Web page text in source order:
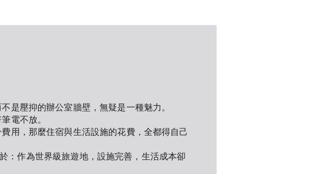
是壓抑的辦公室牆壁，無疑是一種魅力。
電不放。
用，那麼住宿與生活設施的花費，全都得自己
：作為世界級旅遊地，設施完善，生活成本卻